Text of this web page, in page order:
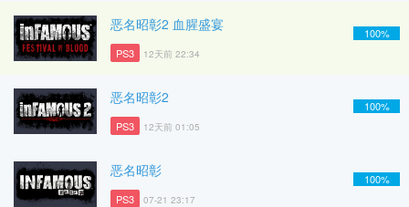
恶名昭彰2 血腥盛宴
PS3 12天前 22:34
100%
恶名昭彰2
PS3 12天前 01:05
100%
恶名昭彰
PS3 07-21 23:17
100%